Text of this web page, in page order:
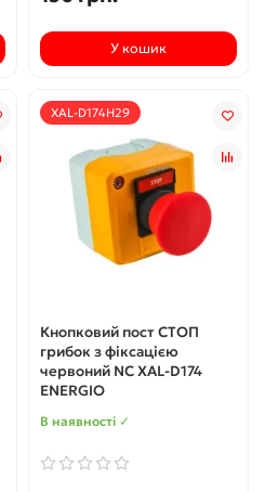
У кошик
XAL-D174H29
Кнопковий пост СТОП
грибок з фіксацією
червоний NC XAL-D174
ENERGIO
В наявності ✓